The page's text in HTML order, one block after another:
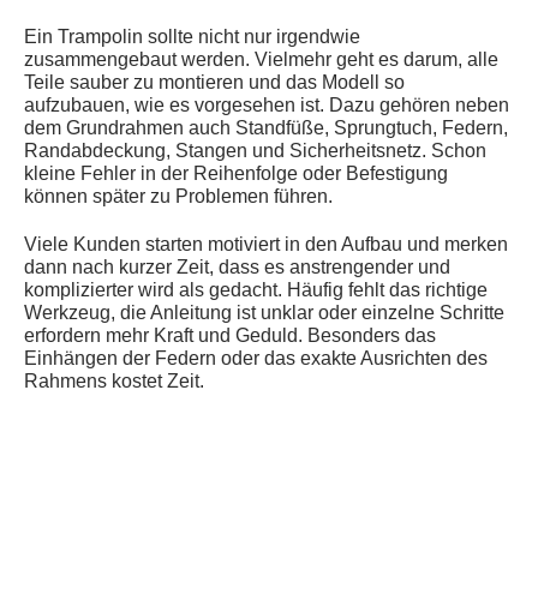
Ein Trampolin sollte nicht nur irgendwie
zusammengebaut werden. Vielmehr geht es darum, alle
Teile sauber zu montieren und das Modell so
aufzubauen, wie es vorgesehen ist. Dazu gehören neben
dem Grundrahmen auch Standfüße, Sprungtuch, Federn,
Randabdeckung, Stangen und Sicherheitsnetz. Schon
kleine Fehler in der Reihenfolge oder Befestigung
können später zu Problemen führen.
Viele Kunden starten motiviert in den Aufbau und merken
dann nach kurzer Zeit, dass es anstrengender und
komplizierter wird als gedacht. Häufig fehlt das richtige
Werkzeug, die Anleitung ist unklar oder einzelne Schritte
erfordern mehr Kraft und Geduld. Besonders das
Einhängen der Federn oder das exakte Ausrichten des
Rahmens kostet Zeit.